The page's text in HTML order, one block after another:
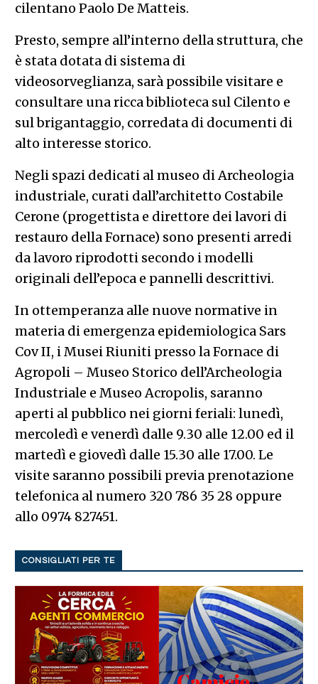
cilentano Paolo De Matteis.
Presto, sempre all’interno della struttura, che
è stata dotata di sistema di
videosorveglianza, sarà possibile visitare e
consultare una ricca biblioteca sul Cilento e
sul brigantaggio, corredata di documenti di
alto interesse storico.
Negli spazi dedicati al museo di Archeologia
industriale, curati dall’architetto Costabile
Cerone (progettista e direttore dei lavori di
restauro della Fornace) sono presenti arredi
da lavoro riprodotti secondo i modelli
originali dell’epoca e pannelli descrittivi.
In ottemperanza alle nuove normative in
materia di emergenza epidemiologica Sars
Cov II, i Musei Riuniti presso la Fornace di
Agropoli – Museo Storico dell’Archeologia
Industriale e Museo Acropolis, saranno
aperti al pubblico nei giorni feriali: lunedì,
mercoledì e venerdì dalle 9.30 alle 12.00 ed il
martedì e giovedì dalle 15.30 alle 17.00. Le
visite saranno possibili previa prenotazione
telefonica al numero 320 786 35 28 oppure
allo 0974 827451.
CONSIGLIATI PER TE